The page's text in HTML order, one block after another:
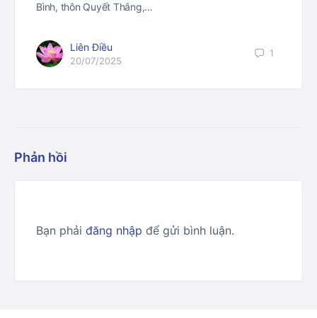
Bình, thôn Quyết Thắng,…
Liên Điều
20/07/2025
1
Phản hồi
Bạn phải đăng nhập để gửi bình luận.